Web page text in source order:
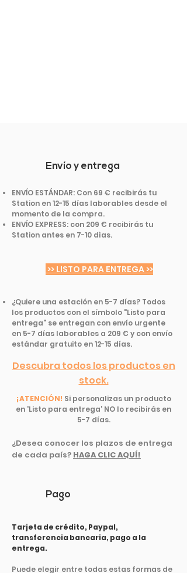
Envío y entrega
ENVÍO ESTÁNDAR: Con 69 € recibirás tu
Station en 12-15 días laborables desde el
momento de la compra.
ENVÍO EXPRESS: con 209 € recibirás tu
Station antes en 7-10 dìas.
>> LISTO PARA ENTREGA >>
¿Quiere una estación en 5-7 días? Todos
los productos con el símbolo "Listo para
entrega" se entregan con envío urgente
en 5-7 días laborables a 209 € y con envío
estándar gratuito en 12-15 días.
Descubra todos los productos en
stock.
¡ATENCIÓN! Si personalizas un producto
en 'Listo para entrega' NO lo recibirás en
5-7 días.
¿Desea conocer los plazos de entrega
de cada país? HAGA CLIC AQUÍ!
Pago
Tarjeta de crédito, Paypal,
transferencia bancaria, pago a la
entrega.
Puede elegir entre todas estas formas de